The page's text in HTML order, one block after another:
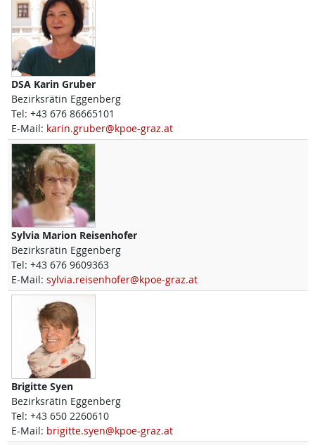
DSA Karin Gruber
Bezirksrätin Eggenberg
Tel: +43 676 86665101
E-Mail: karin.gruber@kpoe-graz.at
Sylvia Marion Reisenhofer
Bezirksrätin Eggenberg
Tel: +43 676 9609363
E-Mail: sylvia.reisenhofer@kpoe-graz.at
Brigitte Syen
Bezirksrätin Eggenberg
Tel: +43 650 2260610
E-Mail: brigitte.syen@kpoe-graz.at